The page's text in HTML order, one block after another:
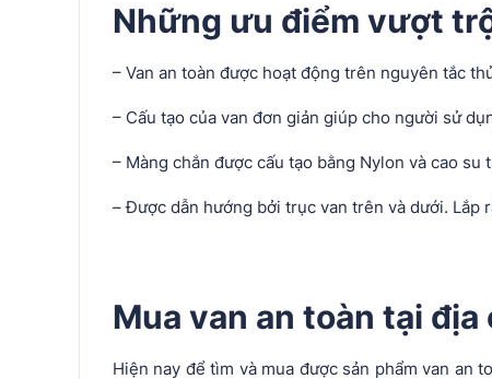
Những ưu điểm vượt
– Van an toàn được hoạt động trên nguyên tắc
– Cấu tạo của van đơn giản giúp cho người sử
– Màng chắn được cấu tạo bằng Nylon và cao su
– Được dẫn hướng bởi trục van trên và dưới. Lắp
Mua van an toàn tại
Hiện nay để tìm và mua được sản phẩm van